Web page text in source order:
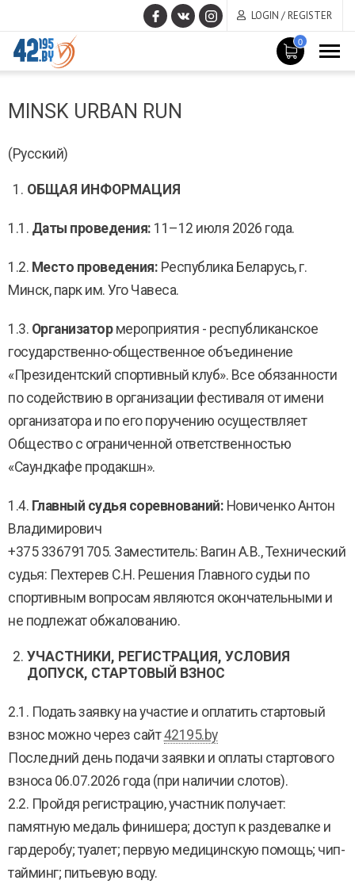
LOGIN / REGISTER
0
MAIN
CONTENT
14,
MINSK URBAN RUN
(Русский)
ОБЩАЯ ИНФОРМАЦИЯ
1.1. Даты проведения: 11–12 июля 2026 года.
1.2. Место проведения: Республика Беларусь, г.
Минск, парк им. Уго Чавеса.
1.3. Организатор мероприятия - республиканское
государственно-общественное объединение
«Президентский спортивный клуб». Все обязанности
по содействию в организации фестиваля от имени
организатора и по его поручению осуществляет
Общество с ограниченной ответственностью
«Саундкафе продакшн».
1.4. Главный судья соревнований: Новиченко Антон
Владимирович
+375 336791705. Заместитель: Вагин А.В., Технический
судья: Пехтерев С.Н. Решения Главного судьи по
спортивным вопросам являются окончательными и
не подлежат обжалованию.
УЧАСТНИКИ, РЕГИСТРАЦИЯ, УСЛОВИЯ
ДОПУСК, СТАРТОВЫЙ ВЗНОС
2.1. Подать заявку на участие и оплатить стартовый
взнос можно через сайт42195.by
Последний день подачи заявки и оплаты стартового
взноса 06.07.2026 года (при наличии слотов).
2.2. Пройдя регистрацию, участник получает:
памятную медаль финишера; доступ к раздевалке и
гардеробу; туалет; первую медицинскую помощь; чип-
тайминг; питьевую воду.